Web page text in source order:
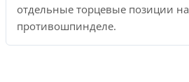
отдельные торцевые позиции на
противошпинделе.